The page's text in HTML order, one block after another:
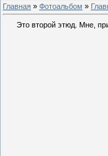
Главная » Фотоальбом »
Это второй этюд. Мне,